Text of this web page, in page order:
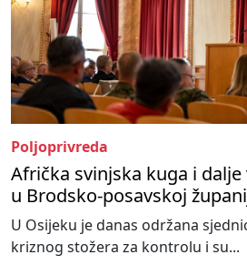
Poljoprivreda
Afrička svinjska kuga i
u Brodsko-posavskoj
U Osijeku je danas održana
kriznog stožera za kontrolu i su...